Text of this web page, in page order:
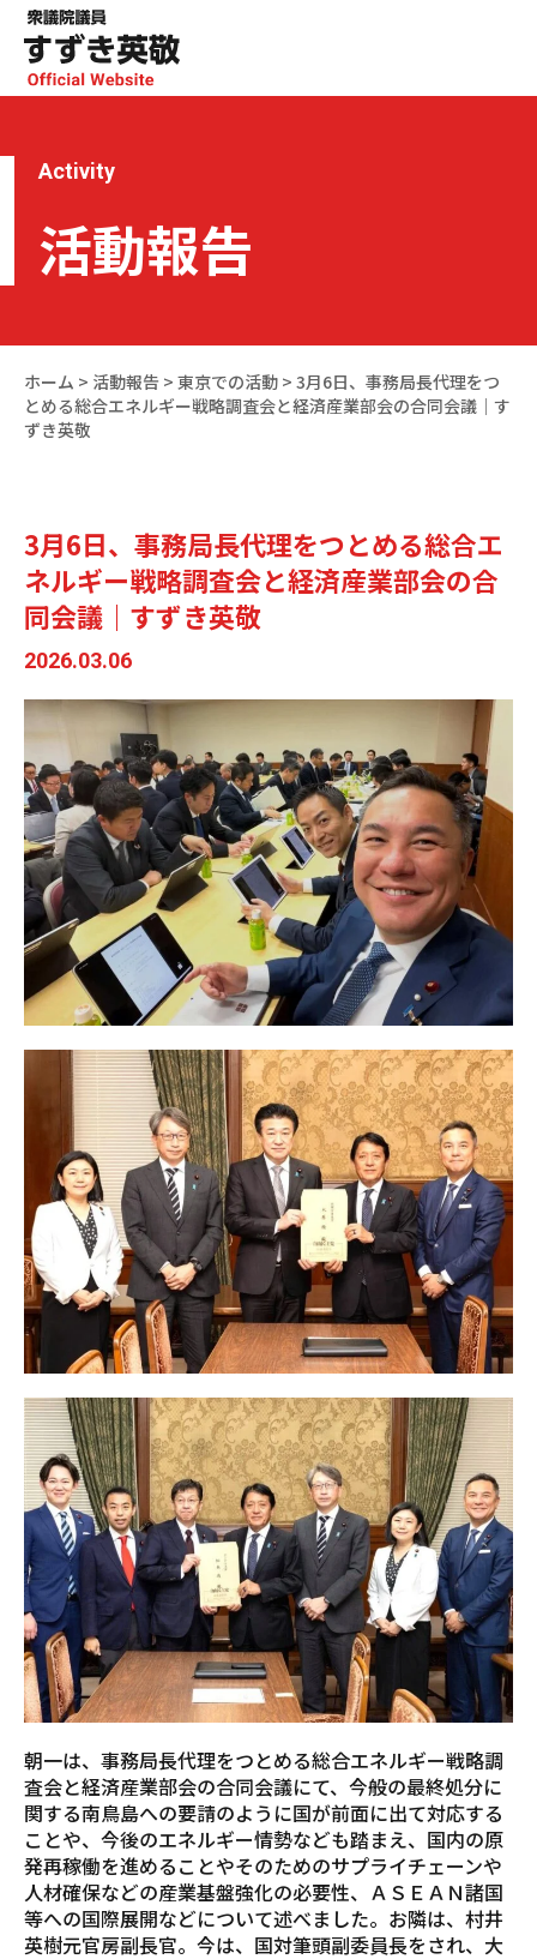
Activity
活動報告
ホーム > 活動報告 > 東京での活動 > 3月6日、事務局長代理をつ
とめる総合エネルギー戦略調査会と経済産業部会の合同会議｜す
ずき英敬
3月6日、事務局長代理をつとめる総合エ
ネルギー戦略調査会と経済産業部会の合
同会議｜すずき英敬
2026.03.06
朝一は、事務局長代理をつとめる総合エネルギー戦略調
査会と経済産業部会の合同会議にて、今般の最終処分に
関する南鳥島への要請のように国が前面に出て対応する
ことや、今後のエネルギー情勢なども踏まえ、国内の原
発再稼働を進めることやそのためのサプライチェーンや
人材確保などの産業基盤強化の必要性、ＡＳＥＡＮ諸国
等への国際展開などについて述べました。お隣は、村井
英樹元官房副長官。今は、国対筆頭副委員長をされ、大